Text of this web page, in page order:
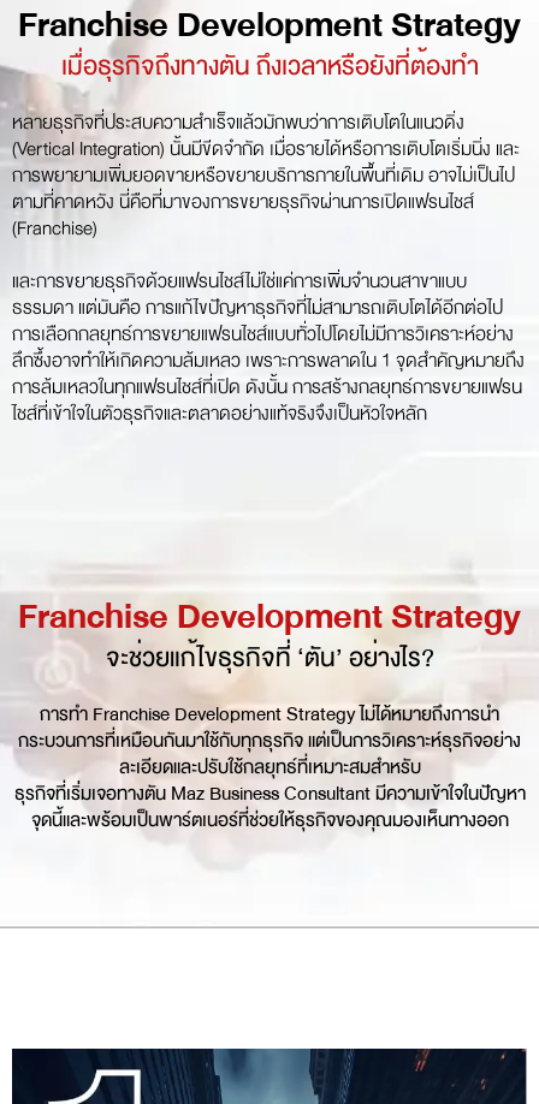
Franchise Development Strategy
เมื่อธุรกิจถึงทางตัน ถึงเวลาหรือยังที่ต้องทำ
หลายธุรกิจที่ประสบความสำเร็จแล้วมักพบว่าการเติบโตในแนวดิ่ง
(Vertical Integration) นั้นมีขีดจำกัด เมื่อรายได้หรือการเติบโตเริ่มนิ่ง และ
การพยายามเพิ่มยอดขายหรือขยายบริการภายในพื้นที่เดิม อาจไม่เป็นไป
ตามที่คาดหวัง นี่คือที่มาของการขยายธุรกิจผ่านการเปิดแฟรนไชส์
(Franchise)
และการขยายธุรกิจด้วยแฟรนไชส์ไม่ใช่แค่การเพิ่มจำนวนสาขาแบบ
ธรรมดา แต่มันคือ การแก้ไขปัญหาธุรกิจที่ไม่สามารถเติบโตได้อีกต่อไป
การเลือกกลยุทธ์การขยายแฟรนไชส์แบบทั่วไปโดยไม่มีการวิเคราะห์อย่าง
ลึกซึ้งอาจทำให้เกิดความล้มเหลว เพราะการพลาดใน 1 จุดสำคัญหมายถึง
การล้มเหลวในทุกแฟรนไชส์ที่เปิด ดังนั้น การสร้างกลยุทธ์การขยายแฟรน
ไชส์ที่เข้าใจในตัวธุรกิจและตลาดอย่างแท้จริงจึงเป็นหัวใจหลัก
Franchise Development Strategy
จะช่วยแก้ไขธุรกิจที่ ‘ตัน’ อย่างไร?
การทำ Franchise Development Strategy ไม่ได้หมายถึงการนำ
กระบวนการที่เหมือนกันมาใช้กับทุกธุรกิจ แต่เป็นการวิเคราะห์ธุรกิจอย่าง
ละเอียดและปรับใช้กลยุทธ์ที่เหมาะสมสำหรับ
ธุรกิจที่เริ่มเจอทางตัน Maz Business Consultant มีความเข้าใจในปัญหา
จุดนี้และพร้อมเป็นพาร์ตเนอร์ที่ช่วยให้ธุรกิจของคุณมองเห็นทางออก